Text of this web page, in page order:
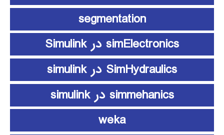
segmentation
simElectronics در Simulink
SimHydraulics در simulink
simmehanics در simulink
weka